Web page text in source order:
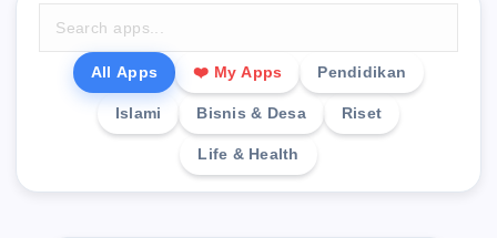
All Apps ❤️ My Apps Pendidikan
Islami Bisnis & Desa Riset
Life & Health